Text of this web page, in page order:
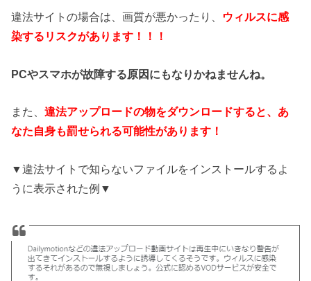
違法サイトの場合は、画質が悪かったり、 ウィルスに感
染するリスクがあります！！！
PCやスマホが故障する原因にもなりかねませんね。
また、違法アップロードの物をダウンロードすると、あ
なた自身も罰せられる可能性があります！
▼違法サイトで知らないファイルをインストールするよ
うに表示された例▼